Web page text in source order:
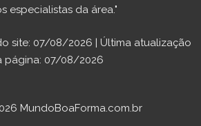
especialistas da área."
site: 07/08/2026 | Última atualização
página: 07/08/2026
MundoBoaForma.com.br